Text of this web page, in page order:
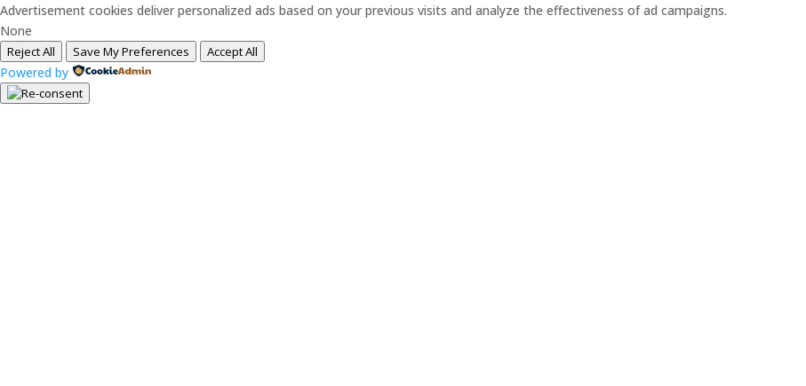
Advertisement cookies deliver personalized ads based on your previous visits and analyze the effectiveness of ad campaigns.
None
Reject All Save My Preferences Accept All
Powered by